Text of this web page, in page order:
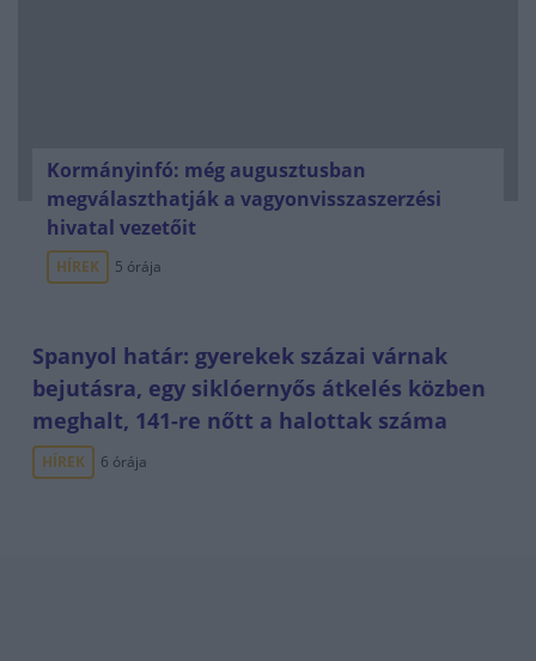
Kormányinfó: még augusztusban
megválaszthatják a vagyonvisszaszerzési
hivatal vezetőit
HÍREK 5 órája
Spanyol határ: gyerekek százai várnak
bejutásra, egy siklóernyős átkelés közben
meghalt, 141-re nőtt a halottak száma
HÍREK 6 órája